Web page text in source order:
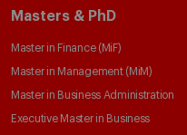
Masters & PhD
Master in Finance (MiF)
Master in Management (MiM)
Master in Business Administration
Executive Master in Business